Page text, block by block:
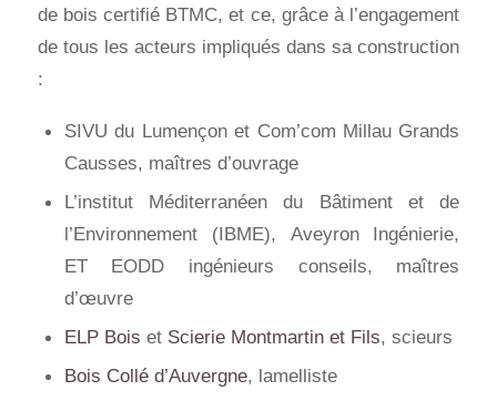
de bois certifié BTMC, et ce, grâce à l’engagement
de tous les acteurs impliqués dans sa construction
:
SIVU du Lumençon et Com’com Millau Grands
Causses, maîtres d’ouvrage
L’institut Méditerranéen du Bâtiment et de
l’Environnement (IBME), Aveyron Ingénierie,
ET EODD ingénieurs conseils, maîtres
d’œuvre
ELP Bois et Scierie Montmartin et Fils, scieurs
Bois Collé d’Auvergne, lamelliste